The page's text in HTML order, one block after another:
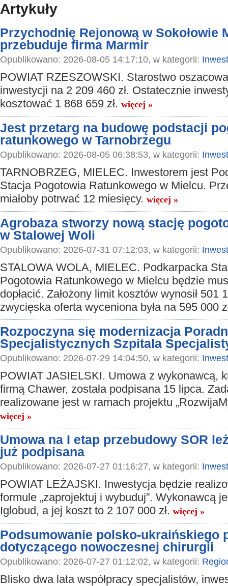
Artykuły
Przychodnię Rejonową w Sokołowie
przebuduje firma Marmir
Opublikowano: 2026-08-05 14:17:10, w kategorii:
POWIAT RZESZOWSKI. Starostwo
inwestycji na 2 209 460 zł. Ostatecznie
kosztować 1 868 659 zł. więcej »
Jest przetarg na budowę podstacji
ratunkowego w Tarnobrzegu
Opublikowano: 2026-08-05 06:38:53, w kategorii:
TARNOBRZEG, MIELEC. Inwestorem jest
Stacja Pogotowia Ratunkowego w Mielcu.
miałoby potrwać 12 miesięcy. więcej »
Agrobaza stworzy nową stację
w Stalowej Woli
Opublikowano: 2026-07-31 07:12:03, w kategorii:
STALOWA WOLA, MIELEC. Podkarpacka
Pogotowia Ratunkowego w Mielcu będzie
dopłacić. Założony limit kosztów wynosił 501
zwycięska oferta wyceniona była na 595 000
Rozpoczyna się modernizacja
Specjalistycznych Szpitala
Opublikowano: 2026-07-29 14:04:50, w kategorii:
POWIAT JASIELSKI. Umowa z wykonawcą,
firmą Chawer, została podpisana 15 lipca.
realizowane jest w ramach projektu
więcej »
Umowa na I etap przebudowy SOR
już podpisana
Opublikowano: 2026-07-27 01:16:27, w kategorii:
POWIAT LEŻAJSKI. Inwestycja będzie
formule „zaprojektuj i wybuduj”. Wykonawcą
Iglobud, a jej koszt to 2 107 000 zł. więcej »
Podsumowanie polsko-ukraińskiego
dotyczącego nowoczesnej chirurgii
Opublikowano: 2026-07-27 01:12:02, w kategorii:
Blisko dwa lata współpracy specjalistów,